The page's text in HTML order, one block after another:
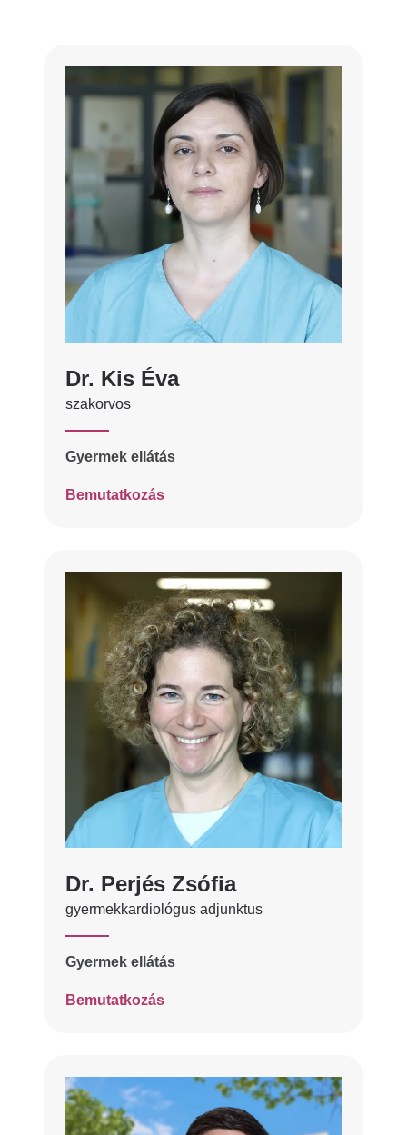
Dr. Kis Éva
szakorvos
Gyermek ellátás
Bemutatkozás
Dr. Perjés Zsófia
gyermekkardiológus adjunktus
Gyermek ellátás
Bemutatkozás